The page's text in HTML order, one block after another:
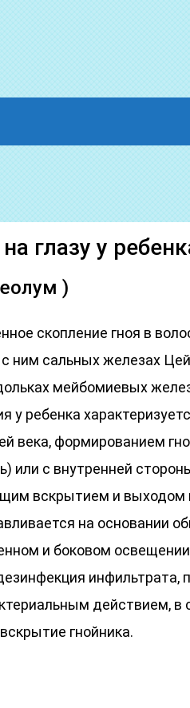
глазу у
)
скопление гноя в
ним сальных железах
мейбомиевых
у ребенка
века, формированием
или с внутренней
вскрытием и выходом
на основании
и боковом
инфильтрата,
действием, в
гнойника.